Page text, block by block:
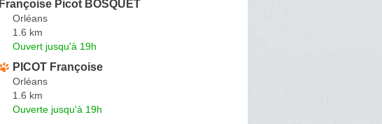
Françoise Picot BOSQUET
Orléans
1.6 km
Ouvert jusqu'à 19h
PICOT Françoise
Orléans
1.6 km
Ouverte jusqu'à 19h